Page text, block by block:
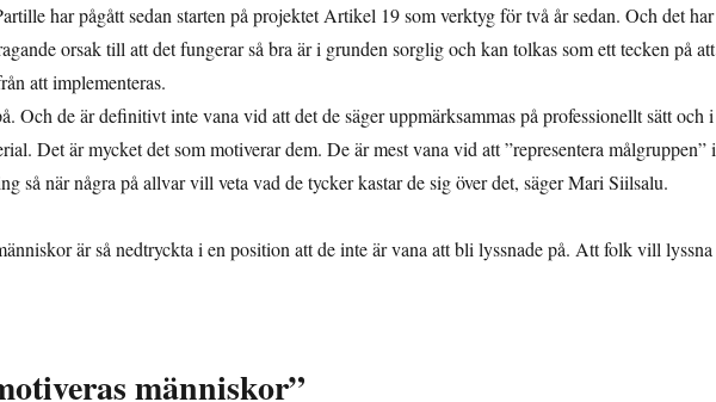
har pågått sedan starten på projektet Artikel 19 som verktyg för två år sedan. Och det har
orsak till att det fungerar så bra är i grunden sorglig och kan tolkas som ett tecken på att
att implementeras.
Och de är definitivt inte vana vid att det de säger uppmärksammas på professionellt sätt och i
Det är mycket det som motiverar dem. De är mest vana vid att ”representera målgruppen” i
så när några på allvar vill veta vad de tycker kastar de sig över det, säger Mari Siilsalu.
är så nedtryckta i en position att de inte är vana att bli lyssnade på. Att folk vill lyssna
människor”